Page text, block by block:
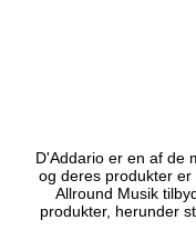
D'Addario er en af de
og deres produkter
Allround Musik
produkter, herunder